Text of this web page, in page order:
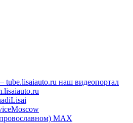
tube.lisaiauto.ru наш видеопортал
MAX